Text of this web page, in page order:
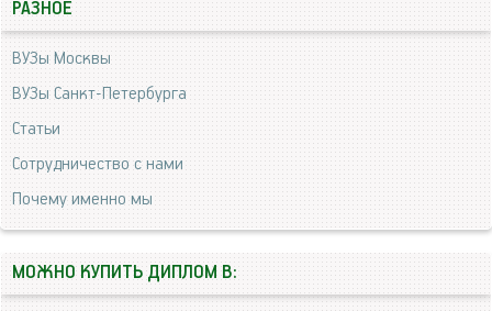
РАЗНОЕ
ВУЗы Москвы
ВУЗы Санкт-Петербурга
Статьи
Сотрудничество с нами
Почему именно мы
МОЖНО КУПИТЬ ДИПЛОМ В: